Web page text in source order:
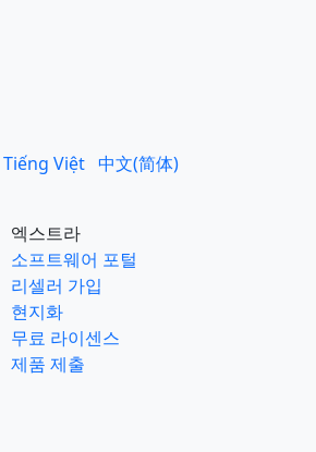
Tiếng Việt 中文(简体)
엑스트라
소프트웨어 포털
리셀러 가입
현지화
무료 라이센스
제품 제출